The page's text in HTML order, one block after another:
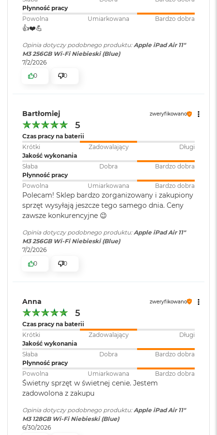
r
1
T
M
a
o
A
i
2
T
B
M
a
c
B
o
o
k
A
i
B
M
a
c
B
o
o
k
P
r
o
M
a
c
B
o
Sprzętowa akceleracja ray tracingu
8 GB pamięci RAM
Silnik multimedialny
Sprzętowa akceleracja obsługi 8K HEVC, 4K H.264, ProRes i
ProRes RAW
Silnik kodujący i dekodujący format ProRes
Dekoder AV1
Aparat
Aparat główny
Aparat szerokokątny 12 MP, przysłona ƒ/1,8
Maks. 5-krotny zoom cyfrowy
Pięcioelementowy obiektyw
Osłona obiektywu ze szkła szafirowego
Autofokus z funkcją Focus Pixels
Inteligentny HDR 4
Szeroka gama kolorów na zdjęciach i Live Photo
Dodawanie geoznaczników do zdjęć
Automatyczna stabilizacja obrazu
Tryb zdjęć seryjnych
Zapisywane formaty zdjęć: HEIF i JPEG
Znak zgodności
bezpieczeństwie:
Data Act
Gwarancja:
12 miesięcy gwarancji
producenta
Płynność pracy
Powolna
Umiarkowana Bardzo dobra
👍️❤️💪
Opinia dotyczy podobnego produktu: Apple iPad Air 11"
M3 256GB Wi-Fi Niebieski (Blue)
7/2/2026
0
0
Bartłomiej zweryfikowano
5
Czas pracy na baterii
Krótki
Zadowalający
Długi
Jakość wykonania
Słaba
Dobra
Bardzo dobra
Płynność pracy
Powolna
Umiarkowana Bardzo dobra
Polecam! Sklep bardzo zorganizowany i zakupiony
sprzęt wysyłają jeszcze tego samego dnia. Ceny
zawsze konkurencyjne 😉
Opinia dotyczy podobnego produktu:Apple iPad Air 11"
M3 256GB Wi-Fi Niebieski (Blue)
7/2/2026
0
0
Anna zweryfikowano
5
Czas pracy na baterii
Krótki
Zadowalający
Długi
Jakość wykonania
Słaba
Dobra
Bardzo dobra
Płynność pracy
Powolna
Umiarkowana Bardzo dobra
Świetny sprzęt w świetnej cenie. Jestem
zadowolona z zakupu
Opinia dotyczy podobnego produktu: Apple iPad Air 11"
M3 128GB Wi-Fi Niebieski (Blue)
6/30/2026